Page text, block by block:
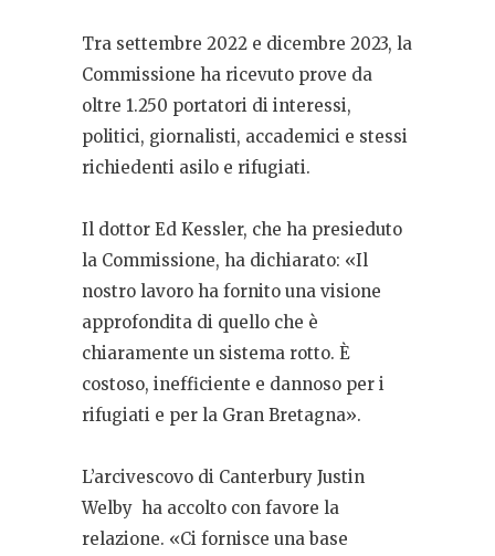
Tra settembre 2022 e dicembre 2023, la
Commissione ha ricevuto prove da
oltre 1.250 portatori di interessi,
politici, giornalisti, accademici e stessi
richiedenti asilo e rifugiati.
Il dottor Ed Kessler, che ha presieduto
la Commissione, ha dichiarato: «Il
nostro lavoro ha fornito una visione
approfondita di quello che è
chiaramente un sistema rotto. È
costoso, inefficiente e dannoso per i
rifugiati e per la Gran Bretagna».
L’arcivescovo di Canterbury Justin
Welby ha accolto con favore la
relazione. «Ci fornisce una base